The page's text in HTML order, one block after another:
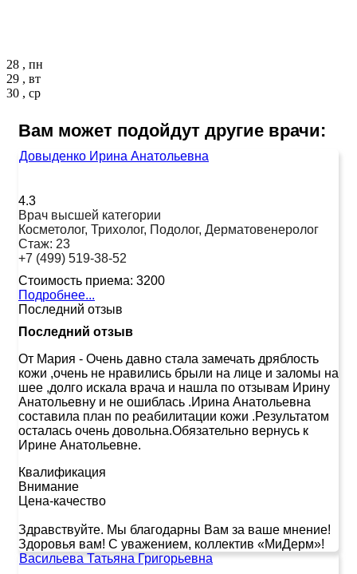
28 , пн
29 , вт
30 , ср
Вам может подойдут другие врачи:
Довыденко Ирина Анатольевна
4.3
Врач высшей категории
Косметолог, Трихолог, Подолог, Дерматовенеролог
Стаж: 23
+7 (499) 519-38-52
Стоимость приема: 3200
Подробнее...
Последний отзыв
Последний отзыв
От Мария - Очень давно стала замечать дряблость
кожи ,очень не нравились брыли на лице и заломы на
шее ,долго искала врача и нашла по отзывам Ирину
Анатольевну и не ошиблась .Ирина Анатольевна
составила план по реабилитации кожи .Результатом
осталась очень довольна.Обязательно вернусь к
Ирине Анатольевне.
Квалификация
Внимание
Цена-качество
Здравствуйте. Мы благодарны Вам за ваше мнение!
Здоровья вам! С уважением, коллектив «МиДерм»!
Васильева Татьяна Григорьевна